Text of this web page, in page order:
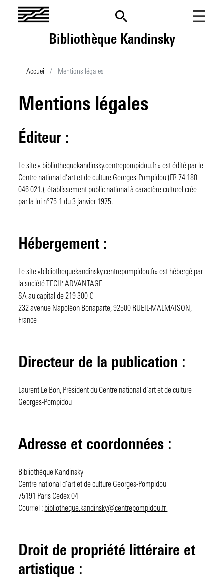
au
contenu
principal
Bibliothèque Kandinsky
Menu
mobile
Présentation
Les dossiers documentaires
Les ressources numériques
La recherche au Centre Pompidou
Prix de thèse
Appels à contribution
Appels à projets
Collection « Recherches »
« Mission Recherche » des Amis du Centre Pompidou
Catalogue raisonné des expositions du Centre Pompidou
Nos billets
Fonds et collections
Nouvelles acquisitions
En vitrine
Articles de chercheurs
Lectures obligatoires
Digital BK
Mises en ligne
Evénements
Agenda
Tous les événements
Informations pratiques
Venir à la BK
Faire un don
Reproduction - Commande de fichiers HD
Prêts pour expositions
Questions fréquemment posées
Je me connecte
Je me connecte pour la 1ère fois
Je n'ai pas encore de compte
Je me préinscris
J'ai besoin d'aide
J'ai oublié mon mot de passe
J'ai des questions
Lancer une recherche
Catalogues
Accueil Mentions légales
Mentions légales
Éditeur :
Le site « bibliothequekandinsky.centrepompidou.fr » est édité par le
Centre national d’art et de culture Georges-Pompidou (FR 74 180
046 021.), établissement public national à caractère culturel crée
par la loi n°75-1 du 3 janvier 1975.
Hébergement :
Le site «bibliothequekandinsky.centrepompidou.fr» est hébergé par
la société TECH' ADVANTAGE
SA au capital de 219 300 €
232 avenue Napoléon Bonaparte, 92500 RUEIL-MALMAISON,
France
Directeur de la publication :
Laurent Le Bon, Président du Centre national d’art et de culture
Georges-Pompidou
Adresse et coordonnées :
Bibliothèque Kandinsky
Centre national d’art et de culture Georges-Pompidou
75191 Paris Cedex 04
Courriel : bibliotheque.kandinsky@centrepompidou.fr
Droit de propriété littéraire et
artistique :